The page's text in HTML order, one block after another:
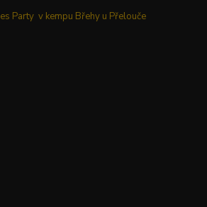
Party v kempu Břehy u Přelouče